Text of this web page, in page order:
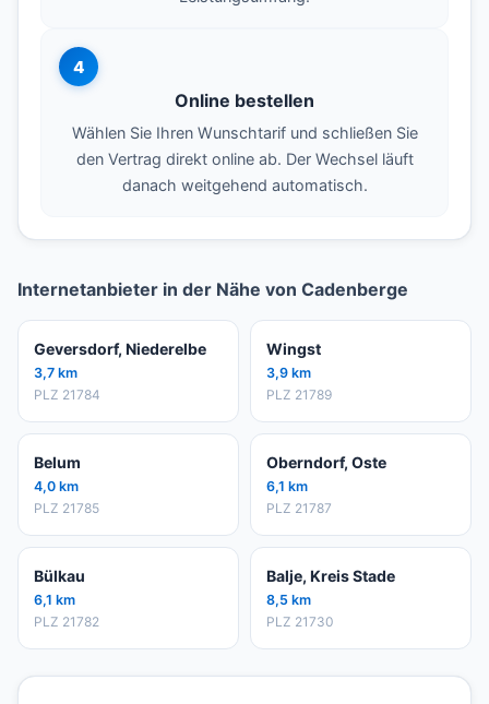
4
Online bestellen
Wählen Sie Ihren Wunschtarif und schließen Sie
den Vertrag direkt online ab. Der Wechsel läuft
danach weitgehend automatisch.
Internetanbieter in der Nähe von Cadenberge
Geversdorf, Niederelbe
3,7 km
PLZ 21784
Wingst
3,9 km
PLZ 21789
Belum
4,0 km
PLZ 21785
Oberndorf, Oste
6,1 km
PLZ 21787
Bülkau
6,1 km
PLZ 21782
Balje, Kreis Stade
8,5 km
PLZ 21730